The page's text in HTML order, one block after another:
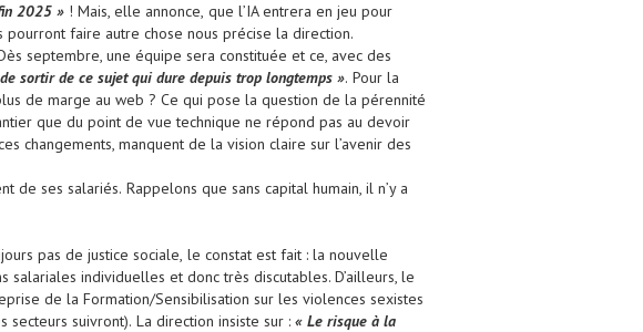
2025 » ! Mais, elle annonce, que l’IA entrera en jeu pour
pourront faire autre chose nous précise la direction.
septembre, une équipe sera constituée et ce, avec des
de sortir de ce sujet qui dure depuis trop longtemps ». Pour la
de marge au web ? Ce qui pose la question de la pérennité
que du point de vue technique ne répond pas au devoir
changements, manquent de la vision claire sur l’avenir des
de ses salariés. Rappelons que sans capital humain, il n’y a
pas de justice sociale, le constat est fait : la nouvelle
salariales individuelles et donc très discutables. D’ailleurs, le
de la Formation/Sensibilisation sur les violences sexistes
secteurs suivront). La direction insiste sur : « Le risque à la